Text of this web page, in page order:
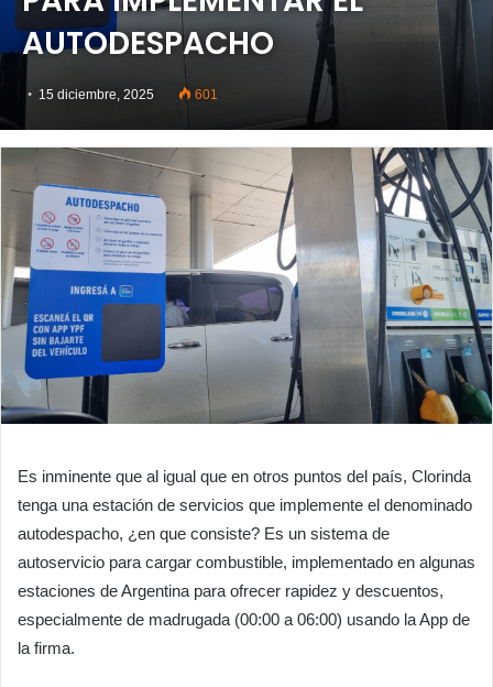
AUTODESPACHO
15 diciembre, 2025 601
Es inminente que al igual que en otros puntos del país, Clorinda
tenga una estación de servicios que implemente el denominado
autodespacho, ¿en que consiste? Es un sistema de
autoservicio para cargar combustible, implementado en algunas
estaciones de Argentina para ofrecer rapidez y descuentos,
especialmente de madrugada (00:00 a 06:00) usando la App de
la firma.